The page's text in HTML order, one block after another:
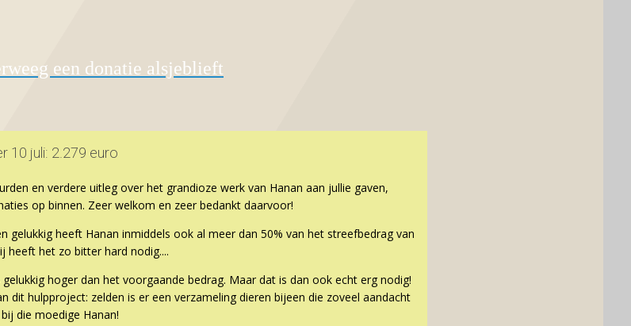
een donatie alsjeblieft
10 juli: 2.279 euro
en verdere uitleg over het grandioze werk van Hanan aan jullie gaven,
op binnen. Zeer welkom en zeer bedankt daarvoor!
gelukkig heeft Hanan inmiddels ook al meer dan 50% van het streefbedrag van
heeft het zo bitter hard nodig....
hoger dan het voorgaande bedrag. Maar dat is dan ook echt erg nodig!
dit hulpproject: zelden is er een verzameling dieren bijeen die zoveel aandacht
die moedige Hanan!